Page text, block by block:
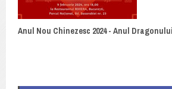
Anul Nou Chinezesc 2024 - Anul